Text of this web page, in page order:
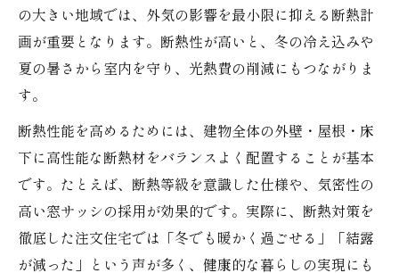
冬でも暖かい注文住宅の空気環境を実現
全熱交換型換気と断熱性能の相乗効果とは
高性能な注文住宅に求められる換気基準
注文住宅で寒さを防ぐ断熱仕様の選び方
全熱交換型換気と連携した暖房効率の工夫
室温を一定に保つ注文住宅の設計ポイント
注文住宅の高断熱で結露やカビも予防
の大きい地域では、外気の影響を最小限に抑える断熱計
画が重要となります。断熱性が高いと、冬の冷え込みや
夏の暑さから室内を守り、光熱費の削減にもつながりま
す。
断熱性能を高めるためには、建物全体の外壁・屋根・床
下に高性能な断熱材をバランスよく配置することが基本
です。たとえば、断熱等級を意識した仕様や、気密性の
高い窓サッシの採用が効果的です。実際に、断熱対策を
徹底した注文住宅では「冬でも暖かく過ごせる」「結露
が減った」という声が多く、健康的な暮らしの実現にも